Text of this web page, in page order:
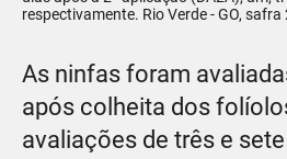
respectivamente. Rio Verde - GO,
As ninfas foram
após colheita dos
avaliações de três e